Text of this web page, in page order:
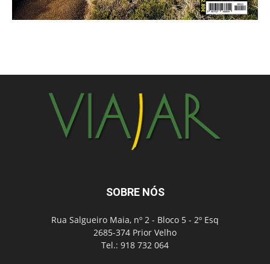
SOBRE NÓS
Rua Salgueiro Maia, nº 2 - Bloco 5 - 2º Esq
2685-374 Prior Velho
Tel.: 918 732 064